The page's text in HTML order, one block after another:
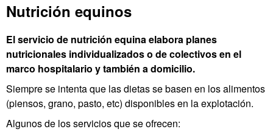
Nutrición equinos
El servicio de nutrición equina elabora planes
nutricionales individualizados o de colectivos en el
marco hospitalario y también a domicilio.
Siempre se intenta que las dietas se basen en los alimentos
(piensos, grano, pasto, etc) disponibles en la explotación.
Algunos de los servicios que se ofrecen: